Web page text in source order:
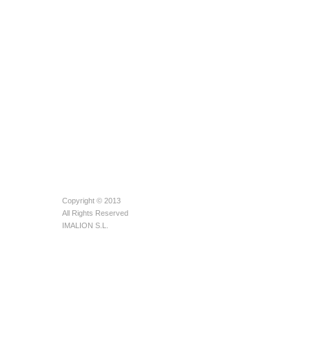
Copyright © 2013
All Rights Reserved
IMALION S.L.